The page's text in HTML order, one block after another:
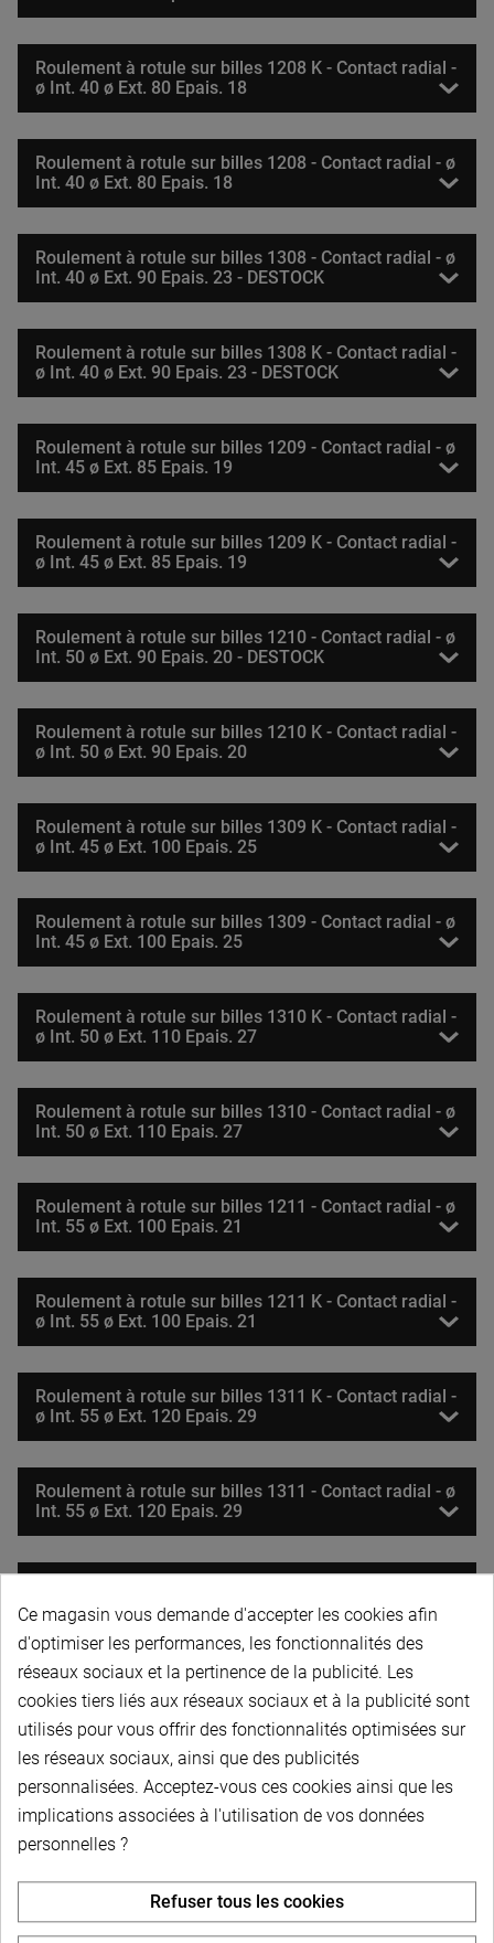
Roulement à rotule sur billes 1208 K - Contact radial -
ø Int. 40 ø Ext. 80 Epais. 18
Roulement à rotule sur billes 1208 - Contact radial - ø
Int. 40 ø Ext. 80 Epais. 18
Roulement à rotule sur billes 1308 - Contact radial - ø
Int. 40 ø Ext. 90 Epais. 23 - DESTOCK
Roulement à rotule sur billes 1308 K - Contact radial -
ø Int. 40 ø Ext. 90 Epais. 23 - DESTOCK
Roulement à rotule sur billes 1209 - Contact radial - ø
Int. 45 ø Ext. 85 Epais. 19
Roulement à rotule sur billes 1209 K - Contact radial -
ø Int. 45 ø Ext. 85 Epais. 19
Roulement à rotule sur billes 1210 - Contact radial - ø
Int. 50 ø Ext. 90 Epais. 20 - DESTOCK
Roulement à rotule sur billes 1210 K - Contact radial -
ø Int. 50 ø Ext. 90 Epais. 20
Roulement à rotule sur billes 1309 K - Contact radial -
ø Int. 45 ø Ext. 100 Epais. 25
Roulement à rotule sur billes 1309 - Contact radial - ø
Int. 45 ø Ext. 100 Epais. 25
Roulement à rotule sur billes 1310 K - Contact radial -
ø Int. 50 ø Ext. 110 Epais. 27
Roulement à rotule sur billes 1310 - Contact radial - ø
Int. 50 ø Ext. 110 Epais. 27
Roulement à rotule sur billes 1211 - Contact radial - ø
Int. 55 ø Ext. 100 Epais. 21
Roulement à rotule sur billes 1211 K - Contact radial -
ø Int. 55 ø Ext. 100 Epais. 21
Roulement à rotule sur billes 1311 K - Contact radial -
ø Int. 55 ø Ext. 120 Epais. 29
Roulement à rotule sur billes 1311 - Contact radial - ø
Int. 55 ø Ext. 120 Epais. 29
Int. 60 ø Ext. 110 Epais. 22 - DESTOCK
Roulement à rotule sur billes 1212 K - Contact radial -
ø Int. 60 ø Ext. 110 Epais. 22
Roulement à rotule sur billes 1312 K - Contact radial -
ø Int. 60 ø Ext. 130 Epais. 31
Int. 60 ø Ext. 130 Epais. 31
Ce magasin vous demande d'accepter les cookies afin
d'optimiser les performances, les fonctionnalités des
réseaux sociaux et la pertinence de la publicité. Les
cookies tiers liés aux réseaux sociaux et à la publicité sont
utilisés pour vous offrir des fonctionnalités optimisées sur
les réseaux sociaux, ainsi que des publicités
personnalisées. Acceptez-vous ces cookies ainsi que les
implications associées à l'utilisation de vos données
personnelles ?
Refuser tous les cookies